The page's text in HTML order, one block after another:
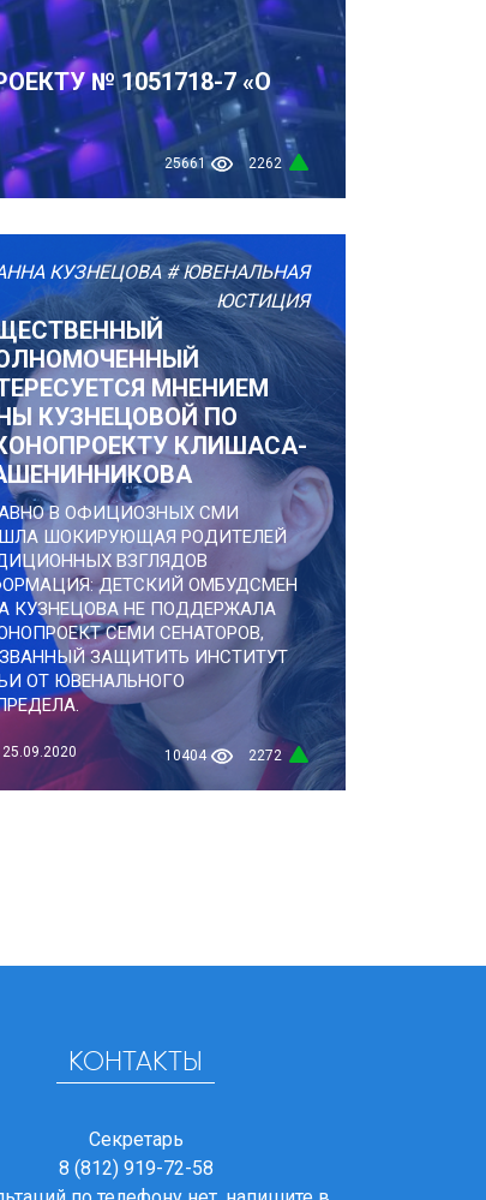
№ 1051718-7 «О
25661 2262
КУЗНЕЦОВА # ЮВЕНАЛЬНАЯ
ЮСТИЦИЯ
МНЕНИЕМ
КУЗНЕЦОВОЙ ПО
КЛИШАСА-
В ОФИЦИОЗНЫХ СМИ
ШОКИРУЮЩАЯ РОДИТЕЛЕЙ
ВЗГЛЯДОВ
ДЕТСКИЙ ОМБУДСМЕН
КУЗНЕЦОВА НЕ ПОДДЕРЖАЛА
СЕМИ СЕНАТОРОВ,
ЗАЩИТИТЬ ИНСТИТУТ
ОТ ЮВЕНАЛЬНОГО
25.09.2020 10404 2272
КОНТАКТЫ
Секретарь
8 (812) 919-72-58